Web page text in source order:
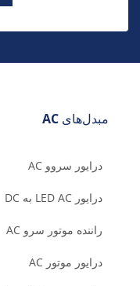
مبدل‌های AC
درایور سروو AC
درایور LED AC به DC
راننده موتور سرو AC
درایور موتور AC